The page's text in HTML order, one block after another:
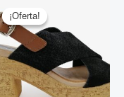
¡Oferta!
¡Oferta!precio
original
era:
39,95 €.
es:
19,98 €.